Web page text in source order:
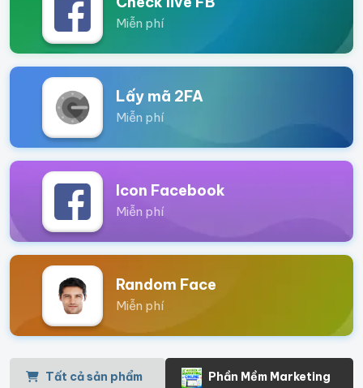
Miễn phí
Lấy mã 2FA
Miễn phí
Icon Facebook
Miễn phí
Random Face
Miễn phí
Tất cả sản phẩm Phần Mềm Marketing